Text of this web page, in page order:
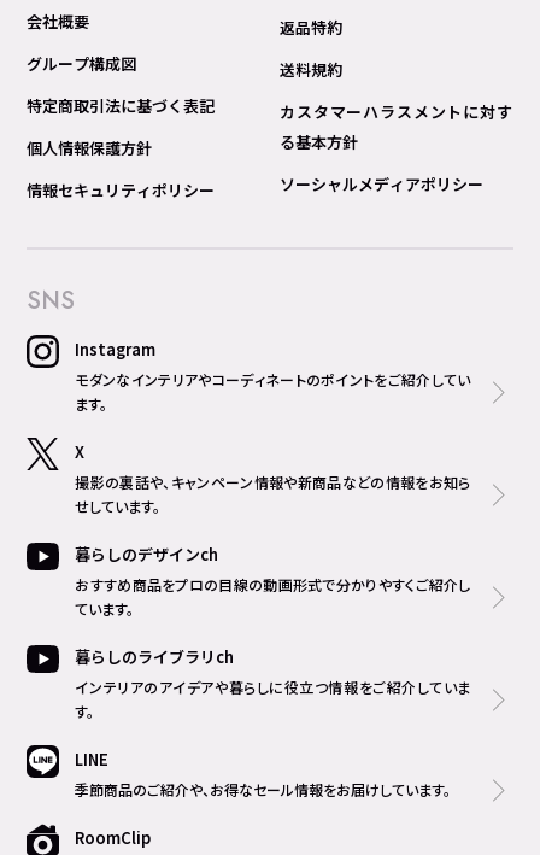
会社概要
グループ構成図
特定商取引法に基づく表記
個人情報保護方針
情報セキュリティポリシー
返品特約
送料規約
カスタマーハラスメントに対す
る基本方針
ソーシャルメディアポリシー
SNS
Instagram
モダンなインテリアやコーディネートのポイントをご紹介してい
ます。
X
撮影の裏話や、キャンペーン情報や新商品などの情報をお知ら
せしています。
暮らしのデザインch
おすすめ商品をプロの目線の動画形式で分かりやすくご紹介し
ています。
暮らしのライブラリch
インテリアのアイデアや暮らしに役立つ情報をご紹介していま
す。
LINE
季節商品のご紹介や、お得なセール情報をお届けしています。
RoomClip